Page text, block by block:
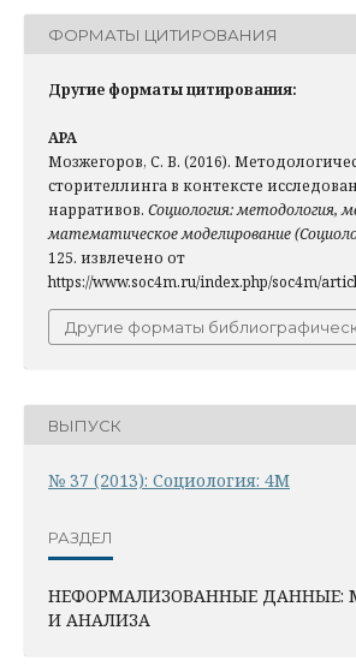
ФОРМАТЫ ЦИТИРОВАНИЯ
Другие форматы цитирования:
APA
Мозжегоров, С. В. (2016).
сторителлинга в контексте
нарративов. Социология: методология,
математическое моделирование
125. извлечено от
https://www.soc4m.ru/index.php/soc4m/
Другие форматы
ВЫПУСК
№ 37 (2013): Социология: 4М
РАЗДЕЛ
НЕФОРМАЛИЗОВАННЫЕ ДАННЫЕ:
И АНАЛИЗА